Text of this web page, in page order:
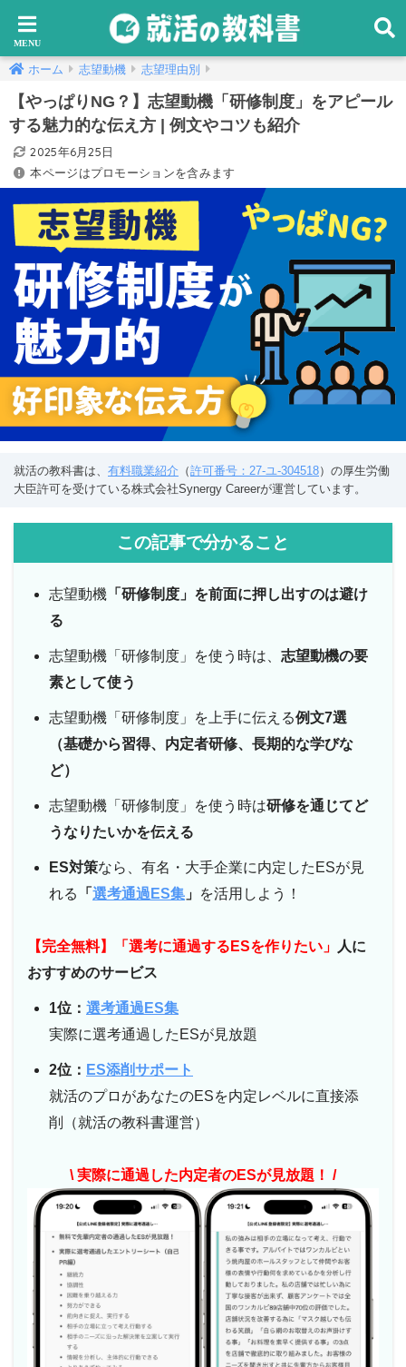
ホーム 志望動機 志望理由別
【やっぱりNG？】志望動機「研修制度」をアピール
する魅力的な伝え方 | 例文やコツも紹介
2025年6月25日
本ページはプロモーションを含みます
就活の教科書は、 有料職業紹介 （許可番号：27-ユ-304518）の厚生労働
大臣許可を受けている株式会社Synergy Careerが運営しています。
この記事で分かること
志望動機 「研修制度」を前面に押し出すのは避け
る
志望動機「研修制度」を使う時は、 志望動機の要
素として使う
志望動機「研修制度」を上手に伝える例文7選
（基礎から習得、内定者研修、長期的な学びな
ど）
志望動機「研修制度」を使う時は研修を通じてど
うなりたいかを伝える
ES対策なら、有名・大手企業に内定したESが見
れる
「 選考通過ES集 」 を活用しよう！
【完全無料】「選考に通過するESを作りたい」
人に
おすすめのサービス
1位： 選考通過ES集
実際に選考通過したESが見放題
2位： ES添削サポート
就活のプロがあなたのESを内定レベルに直接添
削（就活の教科書運営）
\ 実際に通過した内定者のESが見放題！ /